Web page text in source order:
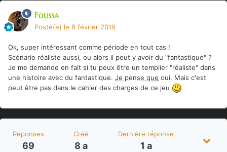
Foussa
Posté(e) le 8 février 2019
Ok, super intéressant comme période en tout cas !
Scénario réaliste aussi, ou alors il peut y avoir du "fantastique" ?
Je me demande en fait si tu peux être un templier "réaliste" dans
une histoire avec du fantastique. Je pense que oui. Mais c'est
peut être pas dans le cahier des charges de ce jeu
Réponses
69
Créé
8 a
Dernière réponse
1 a